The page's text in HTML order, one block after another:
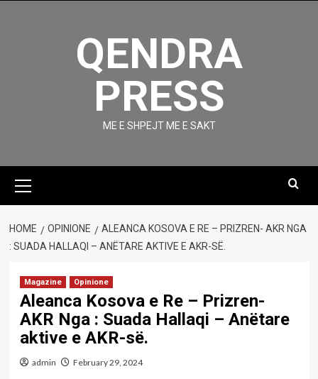
QENDRA
PRESS
ME E SHPEJT ME E SAKT
Menu
HOME OPINIONE
ALEANCA KOSOVA E RE – PRIZREN- AKR NGA
: SUADA HALLAQI – ANËTARE AKTIVE E AKR-SË.
Magazine Opinione
Aleanca Kosova e Re – Prizren-
AKR Nga : Suada Hallaqi – Anëtare
aktive e AKR-së.
admin February 29, 2024